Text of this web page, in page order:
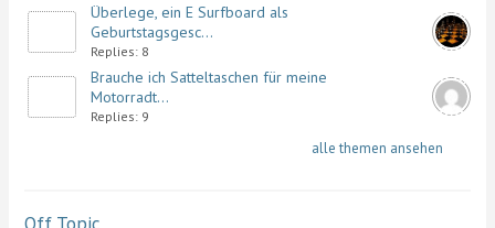
Überlege, ein E Surfboard als
Geburtstagsgesc...
Replies: 8
Brauche ich Satteltaschen für meine
Motorradt...
Replies: 9
alle themen ansehen